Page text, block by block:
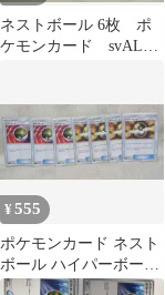
ネストボール 6枚 ポ
ケモンカード svAL
¥555
ポケモンカード ネスト
ボール ハイパーボール
7枚セット